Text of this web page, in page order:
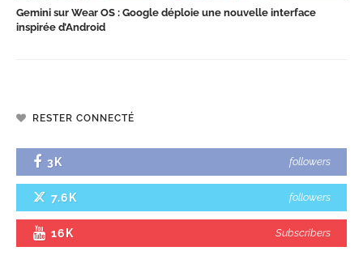
Gemini sur Wear OS : Google déploie une nouvelle interface
inspirée d’Android
RESTER CONNECTÉ
3K followers
7.6K followers
16K Subscribers